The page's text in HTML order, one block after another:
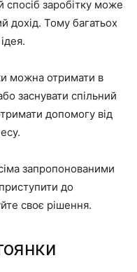
спосіб заробітку може
дохід. Тому багатьох
можна отримати в
заснувати спільний
допомогу від
запропонованими
до
своє рішення.